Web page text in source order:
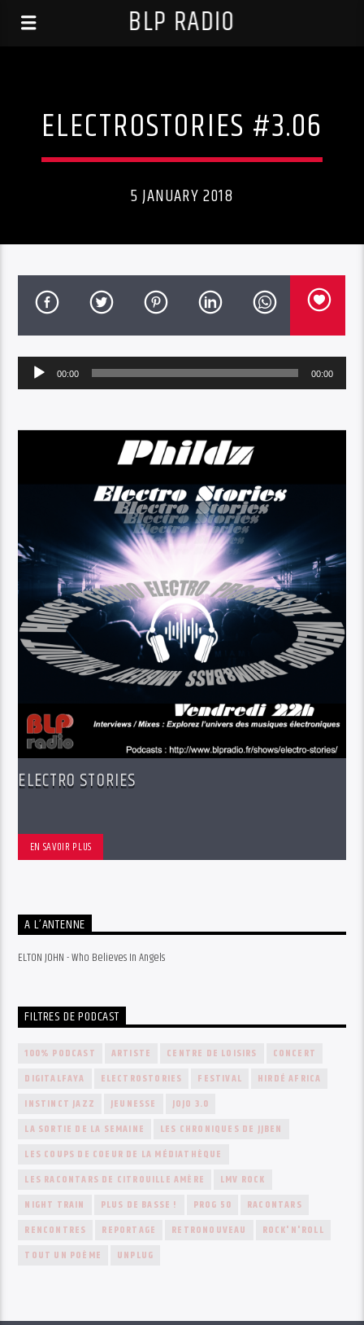
BLP RADIO
ELECTROSTORIES #3.06
5 JANUARY 2018
Audio
Player
00:00 00:00
ELECTRO STORIES
EN SAVOIR PLUS
A L’ANTENNE
ELTON JOHN - Who Believes In Angels
FILTRES DE PODCAST
100% PODCAST ARTISTE CENTRE DE LOISIRS
CONCERT
DIGITALFAYA
ELECTROSTORIES FESTIVAL
HIRDÉ AFRICA
INSTINCT JAZZ
JEUNESSE
JOJO 3.0
LA SORTIE DE LA SEMAINE
LES CHRONIQUES DE JJBEN
LES COUPS DE COEUR DE LA MÉDIATHÈQUE
LES RACONTARS DE CITROUILLE AMÈRE
LMV ROCK
NIGHT TRAIN
PLUS DE BASSE ! PROG 50
RACONTARS
RENCONTRES
REPORTAGE RETRONOUVEAU
ROCK'N'ROLL
TOUT UN POÈME
UNPLUG